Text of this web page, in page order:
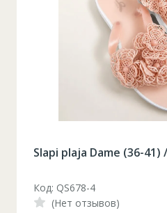
Slapi plaja Dame (36-41)
Код: QS678-3
(Нет отзывов)